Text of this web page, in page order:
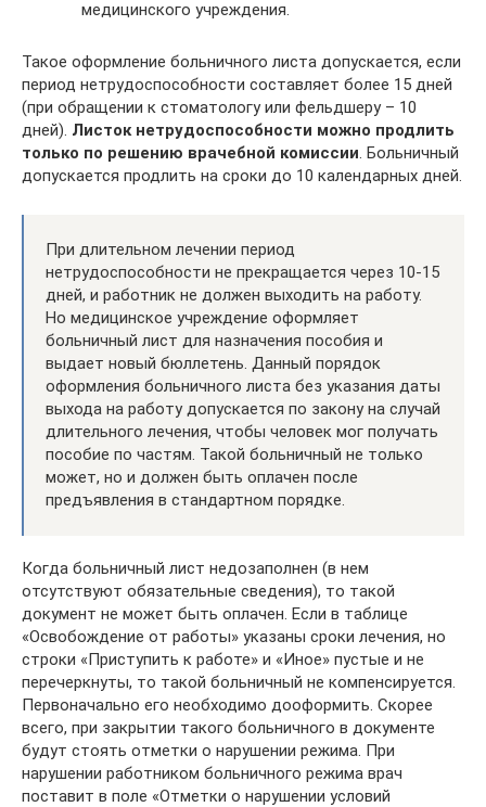
медицинского учреждения.
Такое оформление больничного листа допускается, если
период нетрудоспособности составляет более 15 дней
(при обращении к стоматологу или фельдшеру – 10
дней). Листок нетрудоспособности можно продлить
только по решению врачебной комиссии. Больничный
допускается продлить на сроки до 10 календарных дней.
При длительном лечении период
нетрудоспособности не прекращается через 10-15
дней, и работник не должен выходить на работу.
Но медицинское учреждение оформляет
больничный лист для назначения пособия и
выдает новый бюллетень. Данный порядок
оформления больничного листа без указания даты
выхода на работу допускается по закону на случай
длительного лечения, чтобы человек мог получать
пособие по частям. Такой больничный не только
может, но и должен быть оплачен после
предъявления в стандартном порядке.
Когда больничный лист недозаполнен (в нем
отсутствуют обязательные сведения), то такой
документ не может быть оплачен. Если в таблице
«Освобождение от работы» указаны сроки лечения, но
строки «Приступить к работе» и «Иное» пустые и не
перечеркнуты, то такой больничный не компенсируется.
Первоначально его необходимо дооформить. Скорее
всего, при закрытии такого больничного в документе
будут стоять отметки о нарушении режима. При
нарушении работником больничного режима врач
поставит в поле «Отметки о нарушении условий